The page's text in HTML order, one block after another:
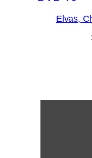
Elvas,